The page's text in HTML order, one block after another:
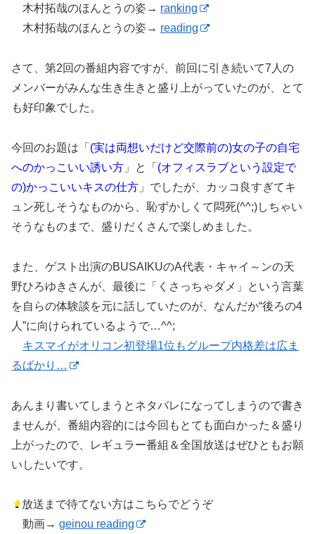
木村拓哉のほんとうの姿→ ranking
木村拓哉のほんとうの姿→ reading
さて、第2回の番組内容ですが、前回に引き続いて7人の
メンバーがみんな生き生きと盛り上がっていたのが、とて
も好印象でした。
今回のお題は「 (実は両想いだけど交際前の)女の子の自宅
へのかっこいい誘い方 」と「 (オフィスラブという設定で
の)かっこいいキスの仕方 」でしたが、カッコ良すぎてキ
ュン死しそうなものから、恥ずかしくて悶死(^^;)しちゃい
そうなものまで、盛りだくさんで楽しめました。
また、ゲスト出演のBUSAIKUのA代表・キャイ～ンの天
野ひろゆきさんが、最後に「くさっちゃダメ」という言葉
を自らの体験談を元に話していたのが、なんだか“後ろの4
人”に向けられているようで…^^;
キスマイがオリコン初登場1位もグループ内格差は広ま
るばかり…
あんまり書いてしまうとネタバレになってしまうので書き
ませんが、番組内容的には今回もとても面白かった＆盛り
上がったので、レギュラー番組＆全国放送はぜひともお願
いしたいです。
放送まで待てない方はこちらでどうぞ
動画→ geinou reading